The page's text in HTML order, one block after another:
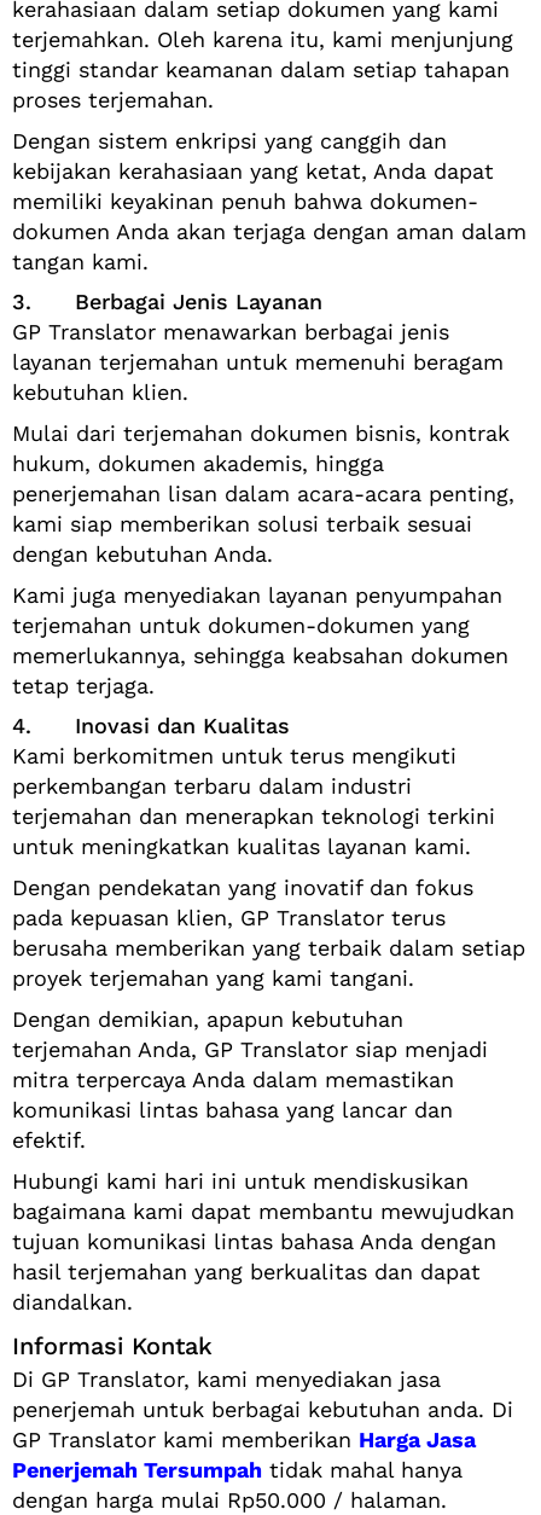
kerahasiaan dalam setiap dokumen yang kami
terjemahkan. Oleh karena itu, kami menjunjung
tinggi standar keamanan dalam setiap tahapan
proses terjemahan.
Dengan sistem enkripsi yang canggih dan
kebijakan kerahasiaan yang ketat, Anda dapat
memiliki keyakinan penuh bahwa dokumen-
dokumen Anda akan terjaga dengan aman dalam
tangan kami.
3. Berbagai Jenis Layanan
GP Translator menawarkan berbagai jenis
layanan terjemahan untuk memenuhi beragam
kebutuhan klien.
Mulai dari terjemahan dokumen bisnis, kontrak
hukum, dokumen akademis, hingga
penerjemahan lisan dalam acara-acara penting,
kami siap memberikan solusi terbaik sesuai
dengan kebutuhan Anda.
Kami juga menyediakan layanan penyumpahan
terjemahan untuk dokumen-dokumen yang
memerlukannya, sehingga keabsahan dokumen
tetap terjaga.
4. Inovasi dan Kualitas
Kami berkomitmen untuk terus mengikuti
perkembangan terbaru dalam industri
terjemahan dan menerapkan teknologi terkini
untuk meningkatkan kualitas layanan kami.
Dengan pendekatan yang inovatif dan fokus
pada kepuasan klien, GP Translator terus
berusaha memberikan yang terbaik dalam setiap
proyek terjemahan yang kami tangani.
Dengan demikian, apapun kebutuhan
terjemahan Anda, GP Translator siap menjadi
mitra terpercaya Anda dalam memastikan
komunikasi lintas bahasa yang lancar dan
efektif.
Hubungi kami hari ini untuk mendiskusikan
bagaimana kami dapat membantu mewujudkan
tujuan komunikasi lintas bahasa Anda dengan
hasil terjemahan yang berkualitas dan dapat
diandalkan.
Informasi Kontak
Di GP Translator, kami menyediakan jasa
penerjemah untuk berbagai kebutuhan anda. Di
GP Translator kami memberikan Harga Jasa
Penerjemah Tersumpah tidak mahal hanya
dengan harga mulai Rp50.000 / halaman.